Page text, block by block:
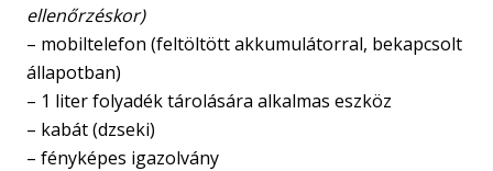
ellenőrzéskor)
– mobiltelefon (feltöltött akkumulátorral, bekapcsolt
állapotban)
– 1 liter folyadék tárolására alkalmas eszköz
– kabát (dzseki)
– fényképes igazolvány